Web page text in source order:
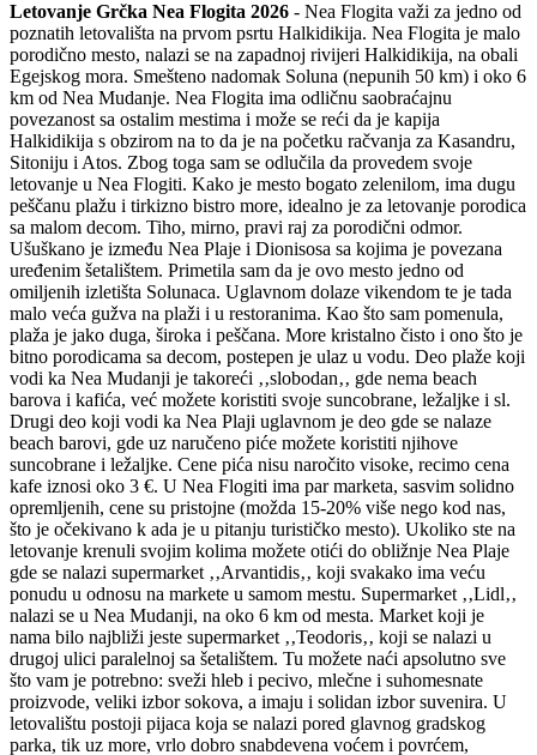
Letovanje Grčka Nea Flogita 2026 - Nea Flogita važi za jedno od
poznatih letovališta na prvom psrtu Halkidikija. Nea Flogita je malo
porodično mesto, nalazi se na zapadnoj rivijeri Halkidikija, na obali
Egejskog mora. Smešteno nadomak Soluna (nepunih 50 km) i oko 6
km od Nea Mudanje. Nea Flogita ima odličnu saobraćajnu
povezanost sa ostalim mestima i može se reći da je kapija
Halkidikija s obzirom na to da je na početku račvanja za Kasandru,
Sitoniju i Atos. Zbog toga sam se odlučila da provedem svoje
letovanje u Nea Flogiti. Kako je mesto bogato zelenilom, ima dugu
peščanu plažu i tirkizno bistro more, idealno je za letovanje porodica
sa malom decom. Tiho, mirno, pravi raj za porodični odmor.
Ušuškano je između Nea Plaje i Dionisosa sa kojima je povezana
uređenim šetalištem. Primetila sam da je ovo mesto jedno od
omiljenih izletišta Solunaca. Uglavnom dolaze vikendom te je tada
malo veća gužva na plaži i u restoranima. Kao što sam pomenula,
plaža je jako duga, široka i peščana. More kristalno čisto i ono što je
bitno porodicama sa decom, postepen je ulaz u vodu. Deo plaže koji
vodi ka Nea Mudanji je takoreći ‚‚slobodan‚‚ gde nema beach
barova i kafića, već možete koristiti svoje suncobrane, ležaljke i sl.
Drugi deo koji vodi ka Nea Plaji uglavnom je deo gde se nalaze
beach barovi, gde uz naručeno piće možete koristiti njihove
suncobrane i ležaljke. Cene pića nisu naročito visoke, recimo cena
kafe iznosi oko 3 €. U Nea Flogiti ima par marketa, sasvim solidno
opremljenih, cene su pristojne (možda 15-20% više nego kod nas,
što je očekivano k ada je u pitanju turističko mesto). Ukoliko ste na
letovanje krenuli svojim kolima možete otići do obližnje Nea Plaje
gde se nalazi supermarket ‚‚Arvantidis‚‚ koji svakako ima veću
ponudu u odnosu na markete u samom mestu. Supermarket ‚‚Lidl‚‚
nalazi se u Nea Mudanji, na oko 6 km od mesta. Market koji je
nama bilo najbliži jeste supermarket ‚‚Teodoris‚‚ koji se nalazi u
drugoj ulici paralelnoj sa šetalištem. Tu možete naći apsolutno sve
što vam je potrebno: sveži hleb i pecivo, mlečne i suhomesnate
proizvode, veliki izbor sokova, a imaju i solidan izbor suvenira. U
letovalištu postoji pijaca koja se nalazi pored glavnog gradskog
parka, tik uz more, vrlo dobro snabdevena voćem i povrćem,